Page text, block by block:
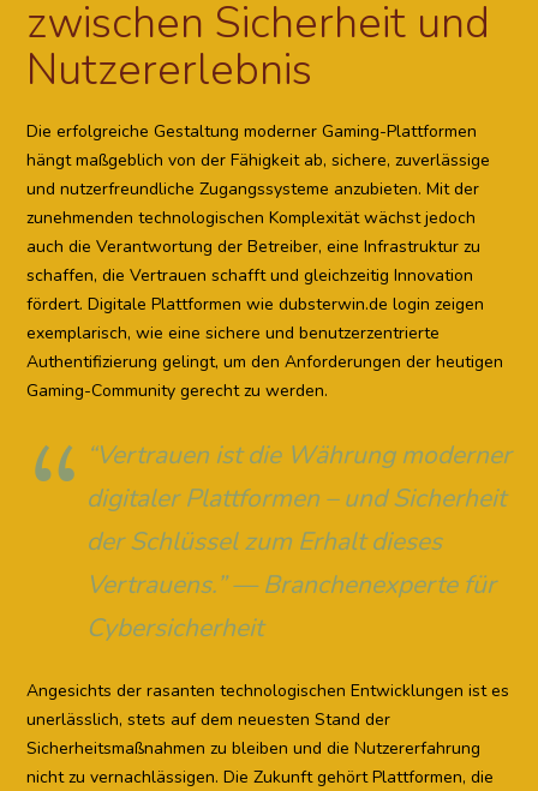
zwischen Sicherheit und
Nutzererlebnis
Die erfolgreiche Gestaltung moderner Gaming-Plattformen
hängt maßgeblich von der Fähigkeit ab, sichere, zuverlässige
und nutzerfreundliche Zugangssysteme anzubieten. Mit der
zunehmenden technologischen Komplexität wächst jedoch
auch die Verantwortung der Betreiber, eine Infrastruktur zu
schaffen, die Vertrauen schafft und gleichzeitig Innovation
fördert. Digitale Plattformen wie dubsterwin.de login zeigen
exemplarisch, wie eine sichere und benutzerzentrierte
Authentifizierung gelingt, um den Anforderungen der heutigen
Gaming-Community gerecht zu werden.
“Vertrauen ist die Währung moderner
digitaler Plattformen – und Sicherheit
der Schlüssel zum Erhalt dieses
Vertrauens.” — Branchenexperte für
Cybersicherheit
Angesichts der rasanten technologischen Entwicklungen ist es
unerlässlich, stets auf dem neuesten Stand der
Sicherheitsmaßnahmen zu bleiben und die Nutzererfahrung
nicht zu vernachlässigen. Die Zukunft gehört Plattformen, die